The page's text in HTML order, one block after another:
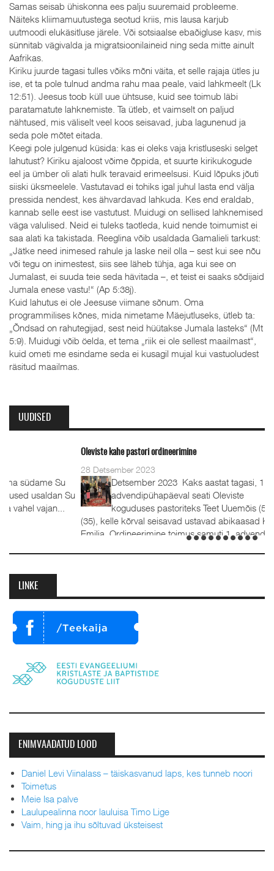
Samas seisab ühiskonna ees palju suuremaid probleeme.
Näiteks kliimamuutustega seotud kriis, mis lausa karjub
uutmoodi elukäsitluse järele. Või sotsiaalse ebaõigluse kasv, mis
sünnitab vägivalda ja migratsioonilaineid ning seda mitte ainult
Aafrikas.
Kiriku juurde tagasi tulles võiks mõni väita, et selle rajaja ütles ju
ise, et ta pole tulnud andma rahu maa peale, vaid lahkmeelt (Lk
12:51). Jeesus toob küll uue ühtsuse, kuid see toimub läbi
paratamatute lahknemiste. Ta ütleb, et vaimselt on paljud
nähtused, mis väliselt veel koos seisavad, juba lagunenud ja
seda pole mõtet eitada.
Keegi pole julgenud küsida: kas ei oleks vaja kristluseski selget
lahutust? Kiriku ajaloost võime õppida, et suurte kirikukogude
eel ja ümber oli alati hulk teravaid erimeelsusi. Kuid lõpuks jõuti
siiski üksmeelele. Vastutavad ei tohiks igal juhul lasta end välja
pressida nendest, kes ähvardavad lahkuda. Kes end eraldab,
kannab selle eest ise vastutust. Muidugi on sellised lahknemised
väga valulised. Neid ei tuleks taotleda, kuid nende toimumist ei
saa alati ka takistada. Reeglina võib usaldada Gamalieli tarkust:
„Jätke need inimesed rahule ja laske neil olla – sest kui see nõu
või tegu on inimestest, siis see läheb tühja, aga kui see on
Jumalast, ei suuda teie seda hävitada –, et teist ei saaks sõdijaid
Jumala enese vastu!“ (Ap 5:38j).
Kuid lahutus ei ole Jeesuse viimane sõnum. Oma
programmilises kõnes, mida nimetame Mäejutluseks, ütleb ta:
„Õndsad on rahutegijad, sest neid hüütakse Jumala lasteks“ (Mt
5:9). Muidugi võib öelda, et tema „riik ei ole sellest maailmast“,
kuid ometi me esindame seda ei kusagil mujal kui vastuoludest
räsitud maailmas.
UUDISED
Oleviste kahe pastori ordineerimine
28 Detsember 2023
Detsember 2023 Kaks aastat tagasi, 1.
advendipühapäeval seati Oleviste
koguduses pastoriteks Teet Uuemõis (56) ja Rait Tõnnori
(35), kelle kõrval seisavad ustavad abikaasad Külli ja Hanna-
Emilia. Ordineerimine toimus samuti 1. advendil, 3.
LINKE
ENIMVAADATUD LOOD
Daniel Levi Viinalass – täiskasvanud laps, kes tunneb noori
Toimetus
Laulupealinna noor lauluisa Timo Lige